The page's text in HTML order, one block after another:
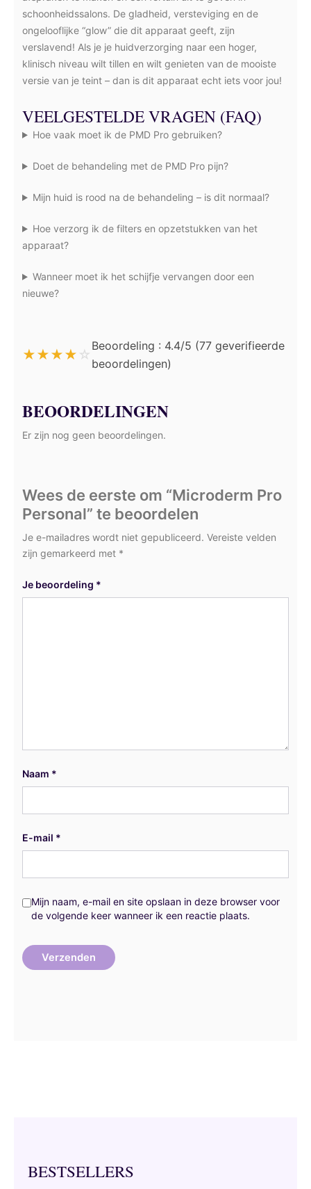
schoonheidssalons. De gladheid, versteviging en de
ongelooflijke “glow” die dit apparaat geeft, zijn
verslavend! Als je je huidverzorging naar een hoger,
klinisch niveau wilt tillen en wilt genieten van de mooiste
versie van je teint – dan is dit apparaat echt iets voor jou!
VEELGESTELDE VRAGEN (FAQ)
Hoe vaak moet ik de PMD Pro gebruiken?
Doet de behandeling met de PMD Pro pijn?
Mijn huid is rood na de behandeling – is dit normaal?
Hoe verzorg ik de filters en opzetstukken van het
apparaat?
Wanneer moet ik het schijfje vervangen door een
nieuwe?
★★★★ ☆
Beoordeling : 4.4/5 (77 geverifieerde
beoordelingen)
BEOORDELINGEN
Er zijn nog geen beoordelingen.
Wees de eerste om “Microderm Pro
Personal” te beoordelen
Je e-mailadres wordt niet gepubliceerd. Vereiste velden
zijn gemarkeerd met *
Je beoordeling *
Naam *
E-mail *
Mijn naam, e-mail en site opslaan in deze browser voor
de volgende keer wanneer ik een reactie plaats.
BESTSELLERS